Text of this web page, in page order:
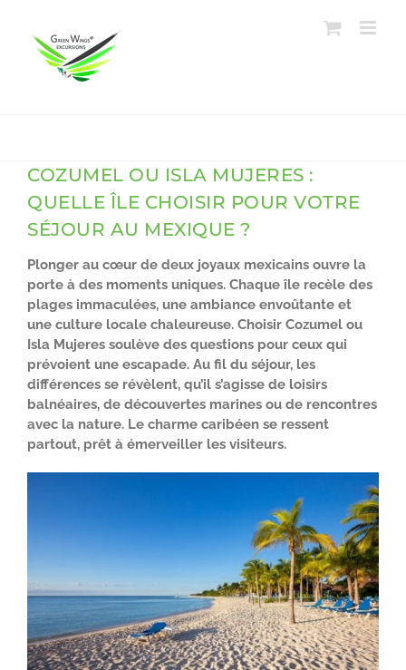
contenu
COZUMEL OU ISLA MUJERES :
QUELLE ÎLE CHOISIR POUR VOTRE
SÉJOUR AU MEXIQUE ?
Plonger au cœur de deux joyaux mexicains ouvre la
porte à des moments uniques. Chaque île recèle des
plages immaculées, une ambiance envoûtante et
une culture locale chaleureuse. Choisir Cozumel ou
Isla Mujeres soulève des questions pour ceux qui
prévoient une escapade. Au fil du séjour, les
différences se révèlent, qu’il s’agisse de loisirs
balnéaires, de découvertes marines ou de rencontres
avec la nature. Le charme caribéen se ressent
partout, prêt à émerveiller les visiteurs.